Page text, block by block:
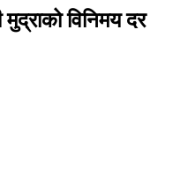
विनिमय दर